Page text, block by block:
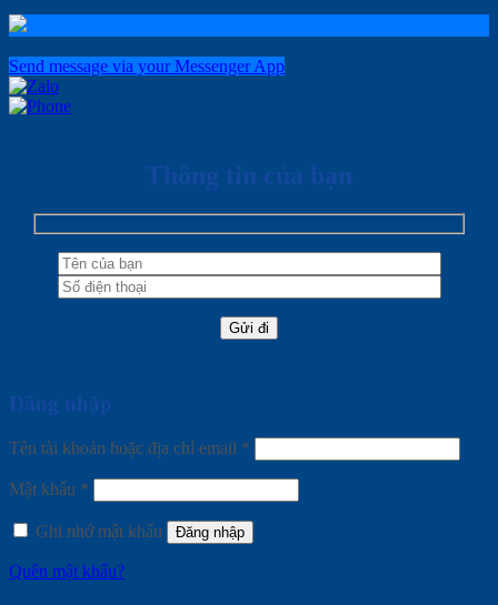
Send message via your Messenger App
Thông tin của bạn
Đăng nhập
Tên tài khoản hoặc địa chỉ email *
Mật khẩu *
Ghi nhớ mật khẩu Đăng nhập
Quên mật khẩu?